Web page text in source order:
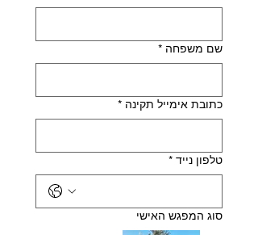
שם משפחה *
כתובת אימייל תקינה *
טלפון נייד *
סוג המפגש האישי